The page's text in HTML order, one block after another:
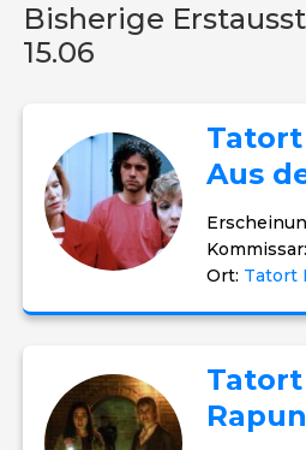
Bisherige
15.06
Tatort
Aus
Ort: Tatort
Tatort